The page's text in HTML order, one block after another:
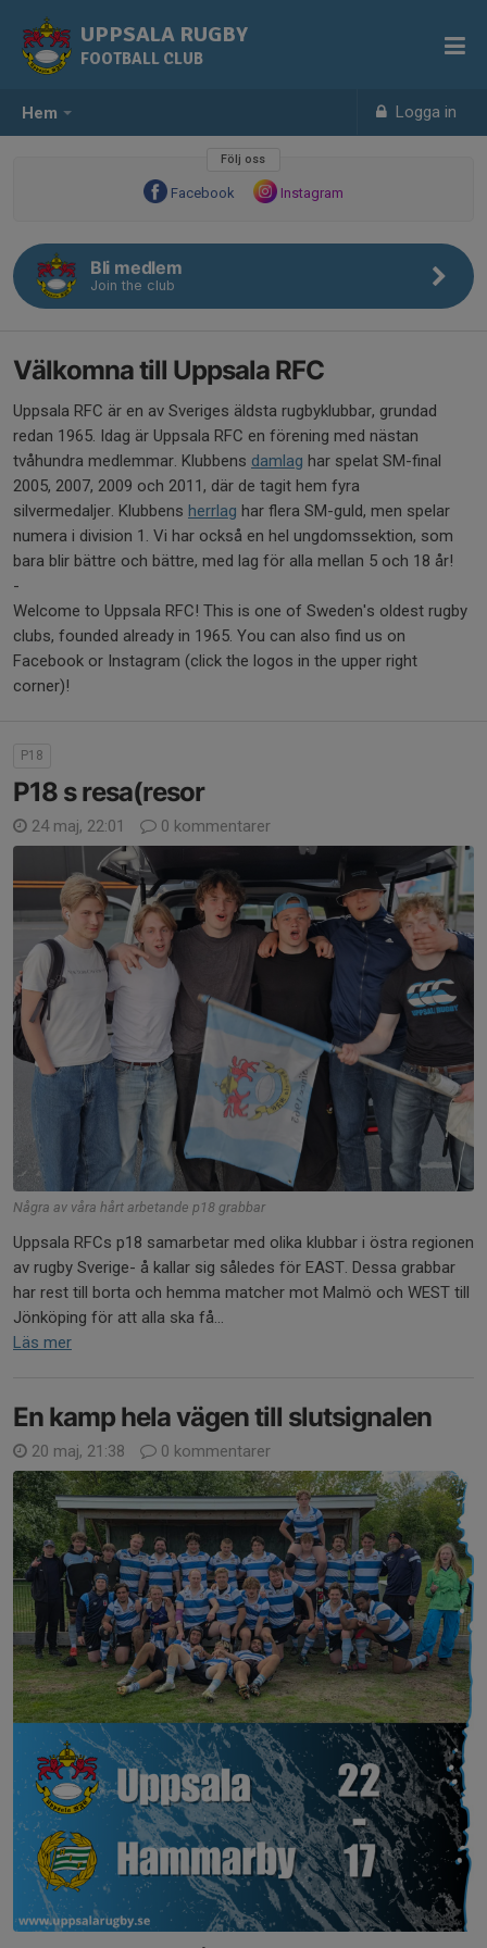
Hem Logga in
UPPSALA RUGBY
FOOTBALL CLUB
Följ oss
Facebook Instagram
Bli medlem
Join the club
Välkomna till Uppsala RFC
Uppsala RFC är en av Sveriges äldsta rugbyklubbar, grundad
redan 1965. Idag är Uppsala RFC en förening med nästan
tvåhundra medlemmar. Klubbens damlag har spelat SM-final
2005, 2007, 2009 och 2011, där de tagit hem fyra
silvermedaljer. Klubbens herrlag har flera SM-guld, men spelar
numera i division 1. Vi har också en hel ungdomssektion, som
bara blir bättre och bättre, med lag för alla mellan 5 och 18 år!
-
Welcome to Uppsala RFC! This is one of Sweden's oldest rugby
clubs, founded already in 1965. You can also find us on
Facebook or Instagram (click the logos in the upper right
corner)!
P18
P18 s resa(resor
24 maj, 22:01 0 kommentarer
Några av våra hårt arbetande p18 grabbar
Uppsala RFCs p18 samarbetar med olika klubbar i östra regionen
av rugby Sverige- å kallar sig således för EAST. Dessa grabbar
har rest till borta och hemma matcher mot Malmö och WEST till
Jönköping för att alla ska få...
Läs mer
En kamp hela vägen till slutsignalen
20 maj, 21:38 0 kommentarer